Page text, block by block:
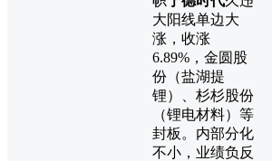
大阳线单边大
涨，收涨
6.89%，金圆股
份（盐湖提
锂）、杉杉股份
（锂电材料）等
封板。内部分化
不小，业绩负反